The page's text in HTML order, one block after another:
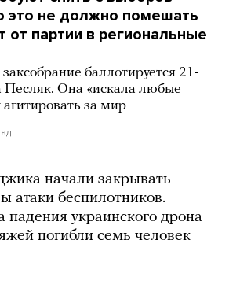
это не должно помешать
от партии в региональные
баллотируется 21-
Она «искала любые
за мир
начали закрывать
атаки беспилотников.
падения украинского дрона
погибли семь человек